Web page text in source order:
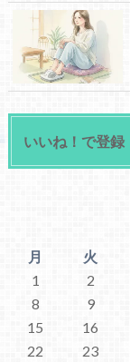
いいね！で登録
月
火
1
2
8
9
15
16
22
23